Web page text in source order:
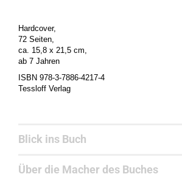
Hardcover,
72 Seiten,
ca. 15,8 x 21,5 cm,
ab 7 Jahren
ISBN 978-3-7886-4217-4
Tessloff Verlag
Blick ins Buch
Über die Macher des Buches